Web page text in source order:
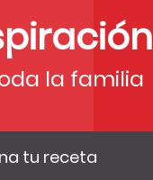
la familia
tu receta